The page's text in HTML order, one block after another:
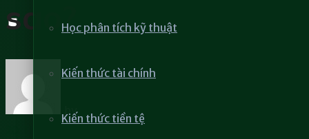
Học phân tích kỹ thuật
Kiến thức tài chính
Kiến thức tiền tệ
sao?
by
Khang Trí